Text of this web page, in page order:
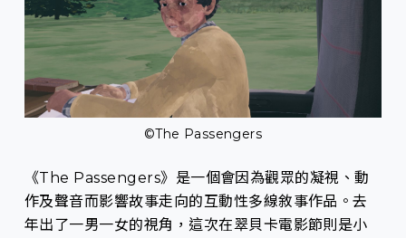
©The Passengers
《The Passengers》是一個會因為觀眾的凝視、動
作及聲音而影響故事走向的互動性多線敘事作品。去
年出了一男一女的視角，這次在翠貝卡電影節則是小